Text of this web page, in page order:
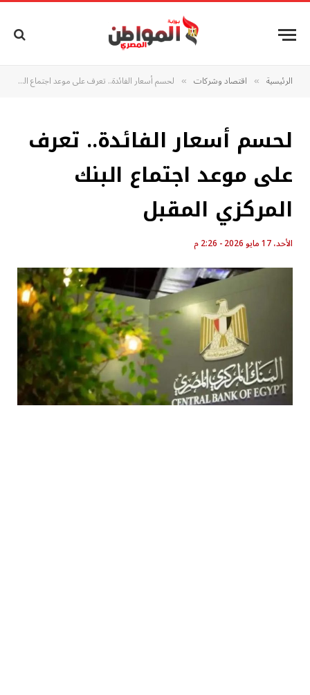
الرئيسية » اقتصاد وشركات » لحسم أسعار الفائدة.. تعرف على موعد اجتماع البنك المركزي المقبل
لحسم أسعار الفائدة.. تعرف
على موعد اجتماع البنك
المركزي المقبل
الأحد، 17 مايو 2026 - 2:26 م